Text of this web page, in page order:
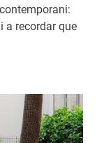
a recordar que